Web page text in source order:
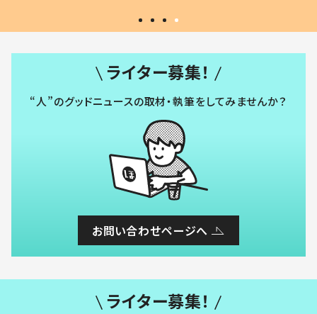
ライター募集！
“人”のグッドニュースの取材・執筆をしてみませんか？
お問い合わせページへ
ライター募集！